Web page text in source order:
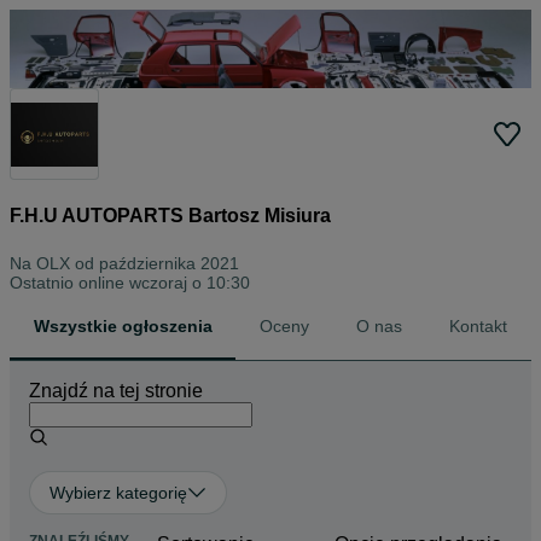
F.H.U AUTOPARTS Bartosz Misiura
Na OLX od października 2021
Ostatnio online wczoraj o 10:30
Wszystkie ogłoszenia Oceny O nas Kontakt
Znajdź na tej stronie
Wybierz kategorię